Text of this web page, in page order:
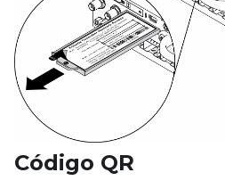
Código QR